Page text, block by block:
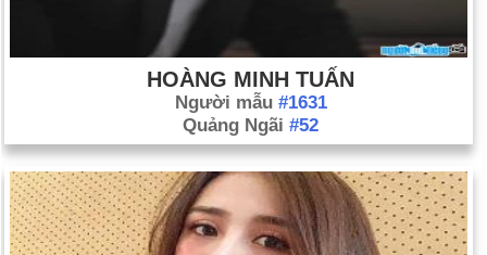
HOÀNG MINH TUẤN
Người mẫu #1631
Quảng Ngãi #52